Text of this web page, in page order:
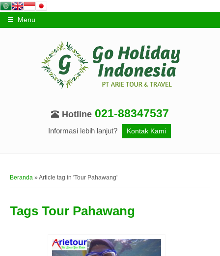
Menu
Hotline 021-88347537
Informasi lebih lanjut? Kontak Kami
Beranda » Article tag in 'Tour Pahawang'
Tags Tour Pahawang